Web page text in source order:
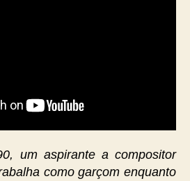
um aspirante a compositor
como garçom enquanto